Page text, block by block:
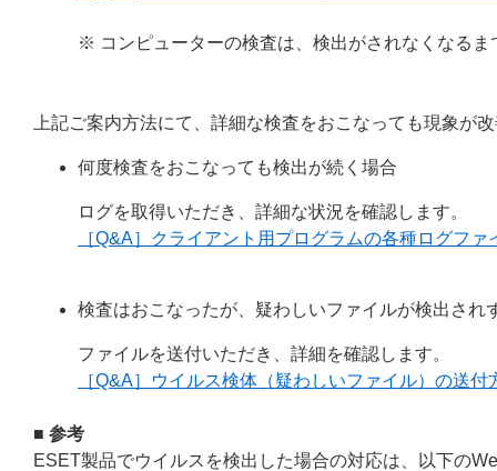
※ コンピューターの検査は、検出がされなくなる
上記ご案内方法にて、詳細な検査をおこなっても現象が
何度検査をおこなっても検出が続く場合
ログを取得いただき、詳細な状況を確認します。
［Q&A］クライアント用プログラムの各種ログファ
検査はおこなったが、疑わしいファイルが検出され
ファイルを送付いただき、詳細を確認します。
［Q&A］ウイルス検体（疑わしいファイル）の送付
■ 参考
ESET製品でウイルスを検出した場合の対応は、以下の